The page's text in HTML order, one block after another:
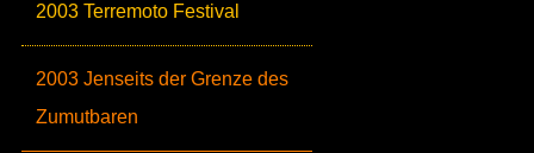
2003 Terremoto Festival
2003 Jenseits der Grenze des
Zumutbaren